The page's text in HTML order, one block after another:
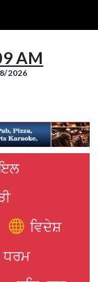
AM
2026
ਵਿਦੇਸ਼
ਧਰਮ